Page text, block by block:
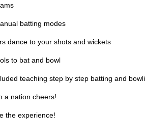
batting modes
dance to your shots and wickets
to bat and bowl
teaching step by step batting and
a nation cheers!
the experience!